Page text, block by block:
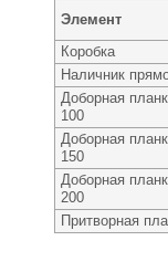
Элемент
Коробка
Наличник
Доборная
100
Доборная
150
Доборная
200
Притворная